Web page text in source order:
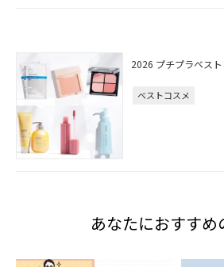
2026 プチプラベス
ベストコスメ
あなたにおすすめ